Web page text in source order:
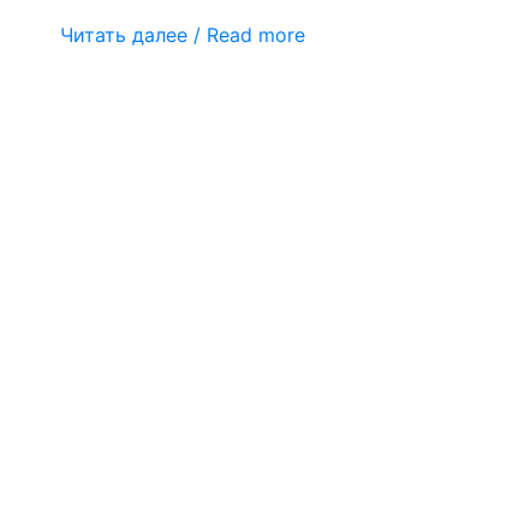
Читать далее / Read more